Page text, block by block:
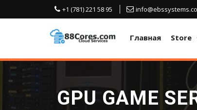
+1 (781) 221 58 95 info@ebssystems.co
Главная Store
GPU GAME